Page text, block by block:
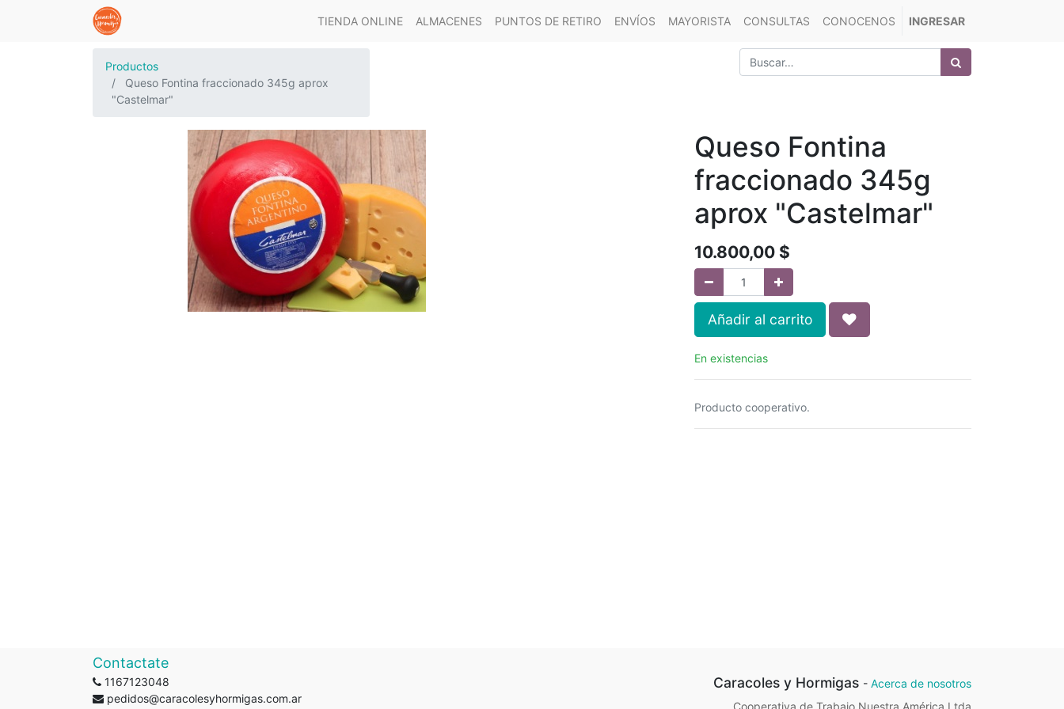
TIENDA ONLINE ALMACENES PUNTOS DE RETIRO ENVÍOS MAYORISTA CONSULTAS CONOCENOS INGRESAR
Productos
Queso Fontina fraccionado 345g aprox
"Castelmar"
Queso Fontina
fraccionado 345g
aprox "Castelmar"
10.800,00 $
Añadir al carrito
En existencias
Producto cooperativo.
Contactate
1167123048
pedidos@caracolesyhormigas.com.ar
Caracoles y Hormigas - Acerca de nosotros
Cooperativa de Trabajo Nuestra América Ltda